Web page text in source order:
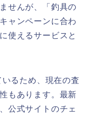
せんが、「釣具の
ャンペーンに合わ
使えるサービスと
るため、現在の査
もあります。最新
公式サイトのチェ